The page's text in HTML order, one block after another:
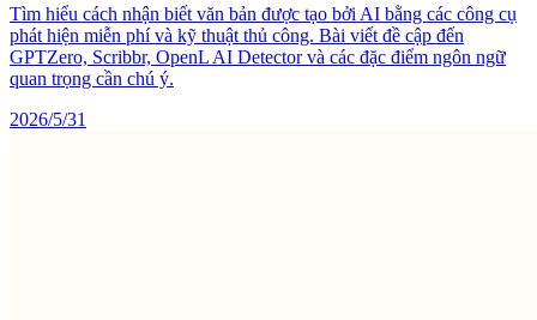
Tìm hiểu cách nhận biết văn bản được tạo bởi AI bằng các công cụ
phát hiện miễn phí và kỹ thuật thủ công. Bài viết đề cập đến
GPTZero, Scribbr, OpenL AI Detector và các đặc điểm ngôn ngữ
quan trọng cần chú ý.
2026/5/31